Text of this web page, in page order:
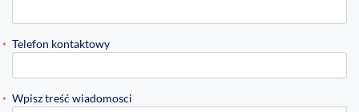
Telefon kontaktowy
Wpisz treść wiadomosci